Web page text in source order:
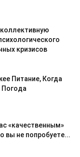
кризисов
Питание, Когда
Погода
«качественным»
вы не попробуете...